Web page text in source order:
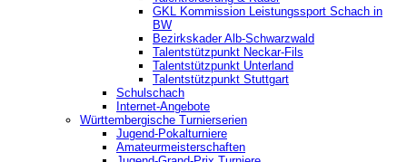
GKL Kommission Leistungssport Schach in
BW
Bezirkskader Alb-Schwarzwald
Talentstützpunkt Neckar-Fils
Talentstützpunkt Unterland
Talentstützpunkt Stuttgart
Schulschach
Internet-Angebote
Württembergische Turnierserien
Jugend-Pokalturniere
Amateurmeisterschaften